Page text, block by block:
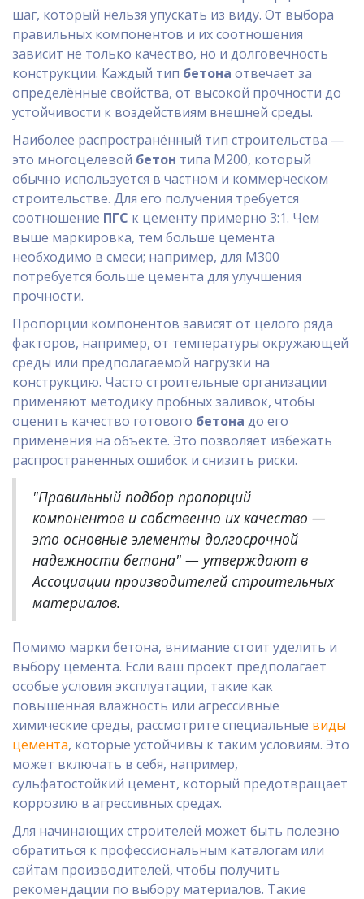
шаг, который нельзя упускать из виду. От выбора
правильных компонентов и их соотношения
зависит не только качество, но и долговечность
конструкции. Каждый тип бетона отвечает за
определённые свойства, от высокой прочности до
устойчивости к воздействиям внешней среды.
Наиболее распространённый тип строительства —
это многоцелевой бетон типа М200, который
обычно используется в частном и коммерческом
строительстве. Для его получения требуется
соотношение ПГС к цементу примерно 3:1. Чем
выше маркировка, тем больше цемента
необходимо в смеси; например, для М300
потребуется больше цемента для улучшения
прочности.
Пропорции компонентов зависят от целого ряда
факторов, например, от температуры окружающей
среды или предполагаемой нагрузки на
конструкцию. Часто строительные организации
применяют методику пробных заливок, чтобы
оценить качество готового бетона до его
применения на объекте. Это позволяет избежать
распространенных ошибок и снизить риски.
"Правильный подбор пропорций
компонентов и собственно их качество —
это основные элементы долгосрочной
надежности бетона" — утверждают в
Ассоциации производителей строительных
материалов.
Помимо марки бетона, внимание стоит уделить и
выбору цемента. Если ваш проект предполагает
особые условия эксплуатации, такие как
повышенная влажность или агрессивные
химические среды, рассмотрите специальные виды
цемента, которые устойчивы к таким условиям. Это
может включать в себя, например,
сульфатостойкий цемент, который предотвращает
коррозию в агрессивных средах.
Для начинающих строителей может быть полезно
обратиться к профессиональным каталогам или
сайтам производителей, чтобы получить
рекомендации по выбору материалов. Такие